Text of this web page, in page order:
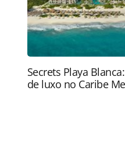
Secrets Playa
de luxo no Caribe